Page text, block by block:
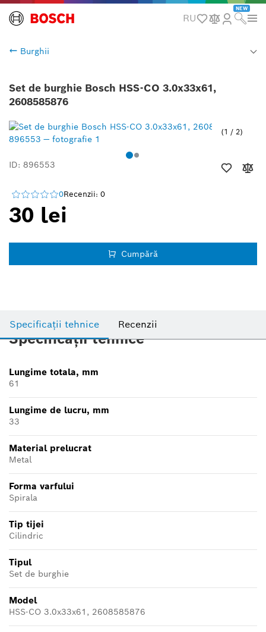
RU
NEW
Burghii
Set de burghie Bosch HSS-CO 3.0x33x61,
2608585876
1 / 2
ID: 896553
0Recenzii: 0
30 lei
Cumpără
Specificații tehnice Recenzii
Specificații tehnice
Lungime totala, mm
61
Lungime de lucru, mm
33
Material prelucrat
Metal
Forma varfului
Spirala
Tip tijei
Cilindric
Tipul
Set de burghie
Model
HSS-CO 3.0x33x61, 2608585876